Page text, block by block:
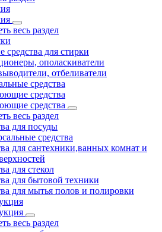
весь раздел
средства для стирки
ополаскиватели
отбеливатели
средства
средства
средства
весь раздел
для посуды
средства
для сантехники,ванных комнат и
для стекол
для бытовой техники
для мытья полов и полировки
весь раздел